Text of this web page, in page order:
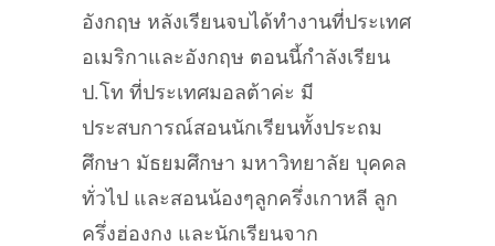
อังกฤษ หลังเรียนจบได้ทำงานที่ประเทศ
อเมริกาและอังกฤษ ตอนนี้กำลังเรียน
ป.โท ที่ประเทศมอลต้าค่ะ มี
ประสบการณ์สอนนักเรียนทั้งประถม
ศึกษา มัธยมศึกษา มหาวิทยาลัย บุคคล
ทั่วไป และสอนน้องๆลูกครึ่งเกาหลี ลูก
ครึ่งฮ่องกง และนักเรียนจาก